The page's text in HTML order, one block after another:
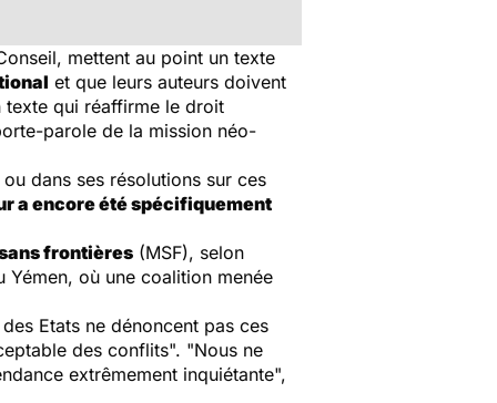
mettent au point un texte
et que leurs auteurs doivent
texte qui réaffirme le droit
parole de la mission néo-
dans ses résolutions sur ces
a encore été spécifiquement
frontières (MSF), selon
où une coalition menée
des Etats ne dénoncent pas ces
des conflits". "Nous ne
extrêmement inquiétante",